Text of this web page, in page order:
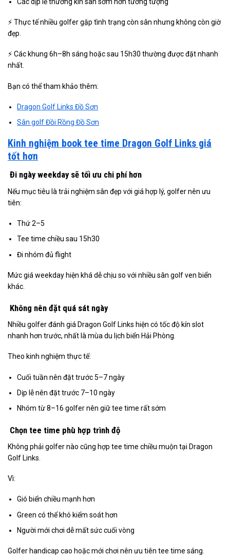
⚡ Thực tế nhiều golfer gặp tình trạng còn sân nhưng không còn giờ
đẹp.
⚡ Các khung 6h–8h sáng hoặc sau 15h30 thường được đặt nhanh
nhất.
Bạn có thể tham khảo thêm:
Dragon Golf Links Đồ Sơn
Sân golf Đồi Rồng Đồ Sơn
Kinh nghiệm book tee time Dragon Golf Links giá
tốt hơn
Đi ngày weekday sẽ tối ưu chi phí hơn
Nếu mục tiêu là trải nghiệm sân đẹp với giá hợp lý, golfer nên ưu
tiên:
Thứ 2–5
Tee time chiều sau 15h30
Đi nhóm đủ flight
Mức giá weekday hiện khá dễ chịu so với nhiều sân golf ven biển
khác.
Không nên đặt quá sát ngày
Nhiều golfer đánh giá Dragon Golf Links hiện có tốc độ kín slot
nhanh hơn trước, nhất là mùa du lịch biển Hải Phòng.
Theo kinh nghiệm thực tế:
Cuối tuần nên đặt trước 5–7 ngày
Dịp lễ nên đặt trước 7–10 ngày
Nhóm từ 8–16 golfer nên giữ tee time rất sớm
Chọn tee time phù hợp trình độ
Không phải golfer nào cũng hợp tee time chiều muộn tại Dragon
Golf Links.
Vì:
Gió biển chiều mạnh hơn
Green có thể khó kiểm soát hơn
Người mới chơi dễ mất sức cuối vòng
Golfer handicap cao hoặc mới chơi nên ưu tiên tee time sáng.